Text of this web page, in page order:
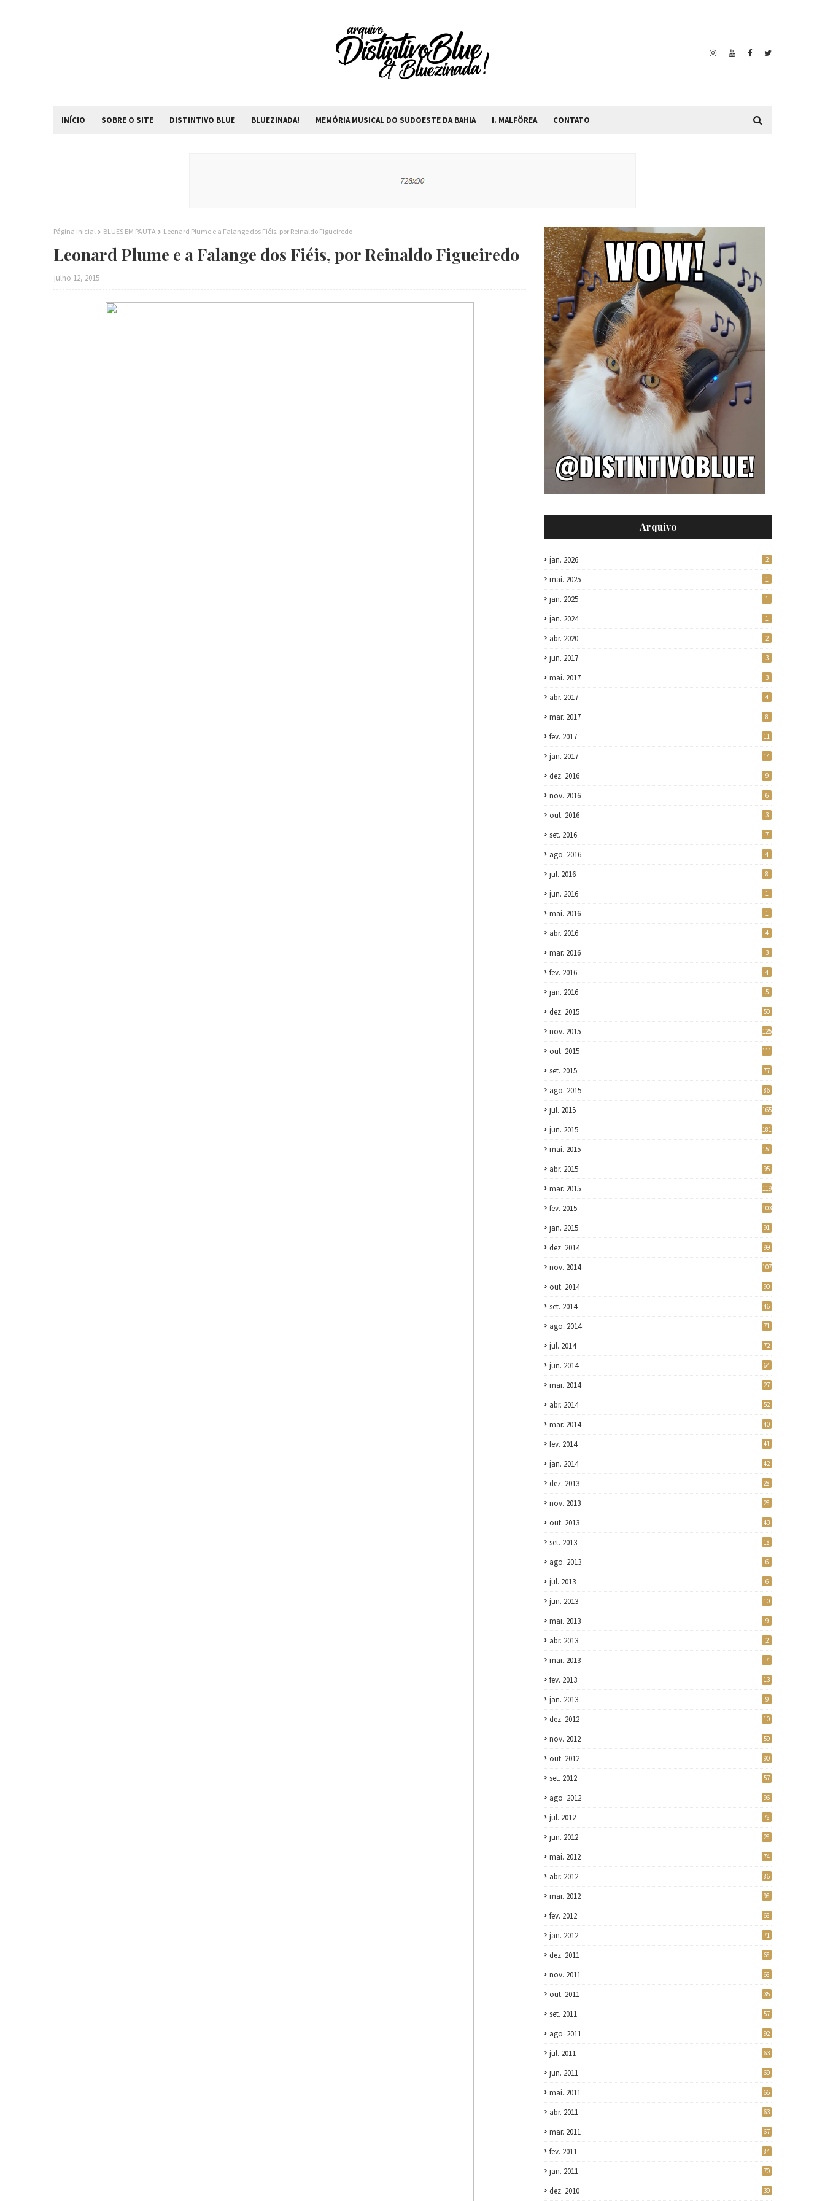
INÍCIO SOBRE O SITE DISTINTIVO BLUE BLUEZINADA! MEMÓRIA MUSICAL DO SUDOESTE DA BAHIA I. MALFÖREA CONTATO
Página inicial BLUES EM PAUTA Leonard Plume e a Falange dos Fiéis, por Reinaldo Figueiredo
Leonard Plume e a Falange dos Fiéis, por Reinaldo Figueiredo
julho 12, 2015
Arquivo
jan. 2026 2
mai. 2025 1
jan. 2025 1
jan. 2024 1
abr. 2020 2
jun. 2017 3
mai. 2017 3
abr. 2017 4
mar. 2017 8
fev. 2017 11
jan. 2017 14
dez. 2016 9
nov. 2016 6
out. 2016 3
set. 2016 7
ago. 2016 4
jul. 2016 8
jun. 2016 1
mai. 2016 1
abr. 2016 4
mar. 2016 3
fev. 2016 4
jan. 2016 5
dez. 2015 50
nov. 2015 125
out. 2015 111
set. 2015 77
ago. 2015 86
jul. 2015 165
jun. 2015 181
mai. 2015 151
abr. 2015 95
mar. 2015 119
fev. 2015 103
jan. 2015 91
dez. 2014 99
nov. 2014 107
out. 2014 90
set. 2014 46
ago. 2014 71
jul. 2014 72
jun. 2014 64
mai. 2014 27
abr. 2014 52
mar. 2014 40
fev. 2014 41
jan. 2014 42
dez. 2013 28
nov. 2013 28
out. 2013 43
set. 2013 18
ago. 2013 6
jul. 2013 6
jun. 2013 10
mai. 2013 9
abr. 2013 2
mar. 2013 7
fev. 2013 13
jan. 2013 9
dez. 2012 10
nov. 2012 59
out. 2012 90
set. 2012 57
ago. 2012 96
jul. 2012 78
jun. 2012 28
mai. 2012 74
abr. 2012 86
mar. 2012 98
fev. 2012 68
jan. 2012 71
dez. 2011 68
nov. 2011 68
out. 2011 35
set. 2011 57
ago. 2011 92
jul. 2011 63
jun. 2011 69
mai. 2011 66
abr. 2011 63
mar. 2011 67
fev. 2011 84
jan. 2011 70
dez. 2010 39